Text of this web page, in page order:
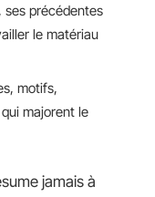
ses précédentes
le matériau
motifs,
majorent le
jamais à